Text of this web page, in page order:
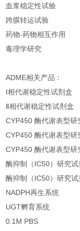
血浆稳定性试验
跨膜转运试验
药物-药物相互作用
毒理学研究
ADME相关产品：
Ⅰ相代谢稳定性试剂盒
Ⅱ相代谢稳定性试剂盒
CYP450 酶代谢表型研
CYP450 酶代谢表型研
CYP450 酶代谢表型研
酶抑制（IC50）研究试
酶抑制（IC50）研究试
NADPH再生系统
UGT孵育系统
0.1M PBS